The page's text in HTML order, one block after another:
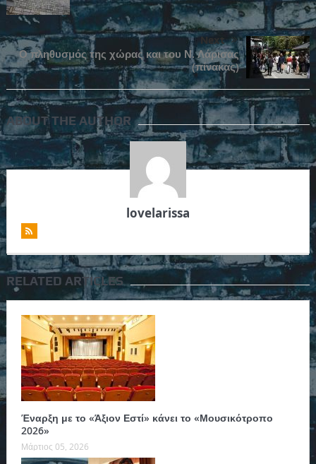
Next
Ο πληθυσμός της χώρας και του Ν. Λάρισας
(πίνακας)
ABOUT THE AUTHOR
lovelarissa
RELATED ARTICLES
Έναρξη με το «Άξιον Εστί» κάνει το «Μουσικότροπο
2026»
Μάρτιος 05, 2026